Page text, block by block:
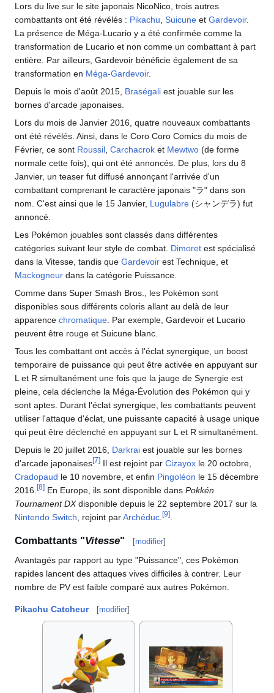
Lors du live sur le site japonais NicoNico, trois autres
combattants ont été révélés : Pikachu Suicune et Gardevoir.
La présence de Méga-Lucario y a été confirmée comme la
transformation de Lucario et non comme un combattant à part
entière. Par ailleurs, Gardevoir bénéficie également de sa
transformation en Méga-Gardevoir.
Depuis le mois d'août 2015, Braségali est jouable sur les
bornes d'arcade japonaises.
Lors du mois de Janvier 2016, quatre nouveaux combattants
ont été révélés. Ainsi, dans le Coro Coro Comics du mois de
Février, ce sont Roussil Carchacrok et Mewtwo (de forme
normale cette fois), qui ont été annoncés. De plus, lors du 8
Janvier, un teaser fut diffusé annonçant l'arrivée d'un
combattant comprenant le caractère japonais "ラ" dans son
nom. C'est ainsi que le 15 Janvier, Lugulabre (シャンデラ) fut
annoncé.
Les Pokémon jouables sont classés dans différentes
catégories suivant leur style de combat. Dimoret est spécialisé
dans la Vitesse, tandis que Gardevoir est Technique, et
Mackogneur dans la catégorie Puissance.
Comme dans Super Smash Bros., les Pokémon sont
disponibles sous différents coloris allant au delà de leur
apparence chromatique . Par exemple, Gardevoir et Lucario
peuvent être rouge et Suicune blanc.
Tous les combattant ont accès à l'éclat synergique, un boost
temporaire de puissance qui peut être activée en appuyant sur
L et R simultanément une fois que la jauge de Synergie est
pleine, cela déclenche la Méga-Évolution des Pokémon qui y
sont aptes. Durant l'éclat synergique, les combattants peuvent
utiliser l'attaque d'éclat, une puissante capacité à usage unique
qui peut être déclenché en appuyant sur L et R simultanément.
Depuis le 20 juillet 2016, Darkrai est jouable sur les bornes
d'arcade japonaises[7] Il est rejoint par Cizayox le 20 octobre,
Cradopaud le 10 novembre, et enfin Pingoléon le 15 décembre
2016. [8] En Europe, ils sont disponible dans Pokkén
Tournament DXdisponible depuis le 22 septembre 2017 sur la
Nintendo Switch , rejoint parArchéduc [9]
Combattants "Vitesse" [modifier]
Avantagés par rapport au type "Puissance", ces Pokémon
rapides lancent des attaques vives difficiles à contrer. Leur
nombre de PV est faible comparé aux autres Pokémon.
Pikachu Catcheur [modifier]